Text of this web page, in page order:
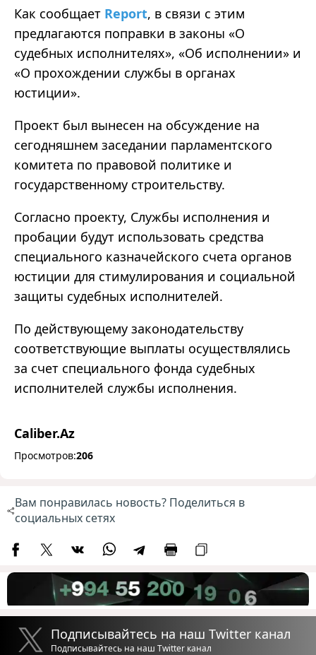
Как сообщает Report, в связи с этим
предлагаются поправки в законы «О
судебных исполнителях», «Об исполнении» и
«О прохождении службы в органах
юстиции».
Проект был вынесен на обсуждение на
сегодняшнем заседании парламентского
комитета по правовой политике и
государственному строительству.
Согласно проекту, Службы исполнения и
пробации будут использовать средства
специального казначейского счета органов
юстиции для стимулирования и социальной
защиты судебных исполнителей.
По действующему законодательству
соответствующие выплаты осуществлялись
за счет специального фонда судебных
исполнителей службы исполнения.
Caliber.Az
Просмотров:206
Вам понравилась новость? Поделиться в
социальных сетях
Подписывайтесь на наш Twitter канал
Подписывайтесь на наш Twitter канал